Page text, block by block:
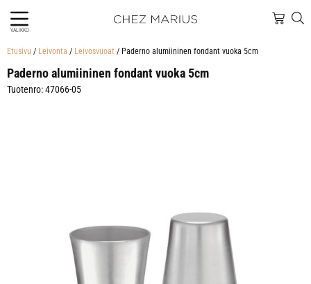
VALIKKO
Etusivu / Leivonta / Leivosvuoat / Paderno alumiininen fondant vuoka 5cm
Paderno alumiininen fondant vuoka 5cm
Tuotenro: 47066-05